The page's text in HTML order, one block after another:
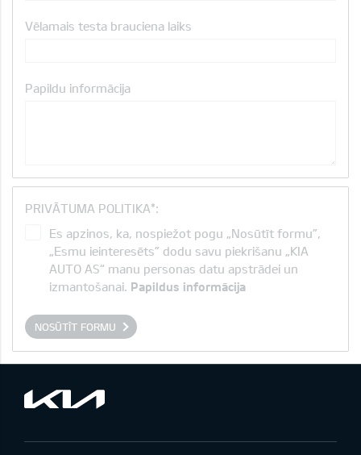
Vēlamais testa brauciena laiks
Papildu informācija
PRIVĀTUMA POLITIKA*:
Es apzinos, ka, nospiežot pogu „Nosūtīt formu”,
„Esmu ieinteresēts” dodu savu piekrišanu „KIA
AUTO AS“ manu personas datu apstrādei un
izmantošanai. Papildus informācija
NOSŪTĪT FORMU